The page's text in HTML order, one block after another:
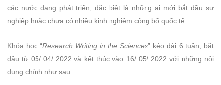
các nước đang phát triển, đặc biệt là những ai mới bắt đầu sự
nghiệp hoặc chưa có nhiều kinh nghiệm công bố quốc tế.
Khóa học “Research Writing in the Sciences” kéo dài 6 tuần, bắt
đầu từ 05/ 04/ 2022 và kết thúc vào 16/ 05/ 2022 với những nội
dung chính như sau: